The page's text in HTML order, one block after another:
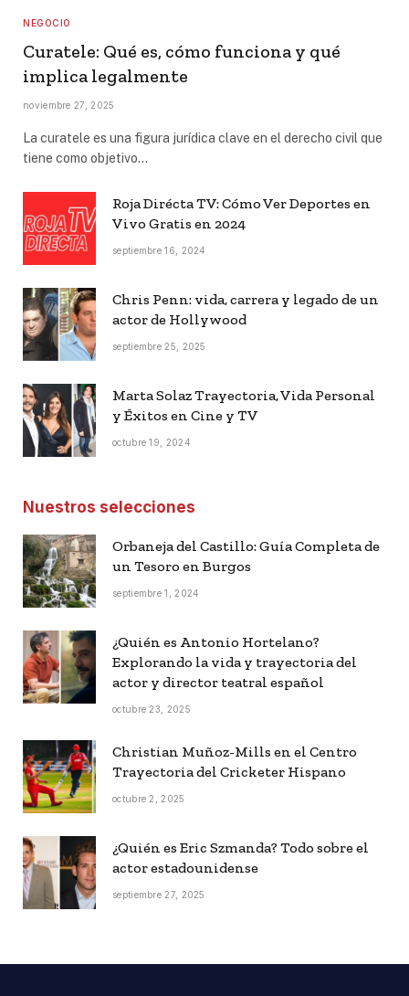
NEGOCIO
Curatele: Qué es, cómo funciona y qué
implica legalmente
noviembre 27, 2025
La curatele es una figura jurídica clave en el derecho civil que
tiene como objetivo…
Roja Dirécta TV: Cómo Ver Deportes en
Vivo Gratis en 2024
septiembre 16, 2024
Chris Penn: vida, carrera y legado de un
actor de Hollywood
septiembre 25, 2025
Marta Solaz Trayectoria, Vida Personal
y Éxitos en Cine y TV
octubre 19, 2024
Nuestros selecciones
Orbaneja del Castillo: Guía Completa de
un Tesoro en Burgos
septiembre 1, 2024
¿Quién es Antonio Hortelano?
Explorando la vida y trayectoria del
actor y director teatral español
octubre 23, 2025
Christian Muñoz-Mills en el Centro
Trayectoria del Cricketer Hispano
octubre 2, 2025
¿Quién es Eric Szmanda? Todo sobre el
actor estadounidense
septiembre 27, 2025